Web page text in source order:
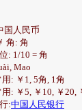
国人民币
角: 角
: 1/10 = 角
Mao
: ￥1, 5角, 1角
: ￥5, ￥10, ￥20,
:中国人民银行